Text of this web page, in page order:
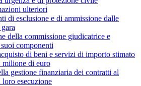
ulteriori
di esclusione e di ammissione dalle
della commissione giudicatrice e
componenti
di beni e servizi di importo stimato
milione di euro
gestione finanziaria dei contratti al
esecuzione